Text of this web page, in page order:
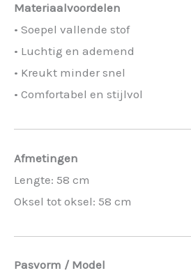
Materiaalvoordelen
• Soepel vallende stof
• Luchtig en ademend
• Kreukt minder snel
• Comfortabel en stijlvol
Afmetingen
Lengte: 58 cm
Oksel tot oksel: 58 cm
Pasvorm / Model